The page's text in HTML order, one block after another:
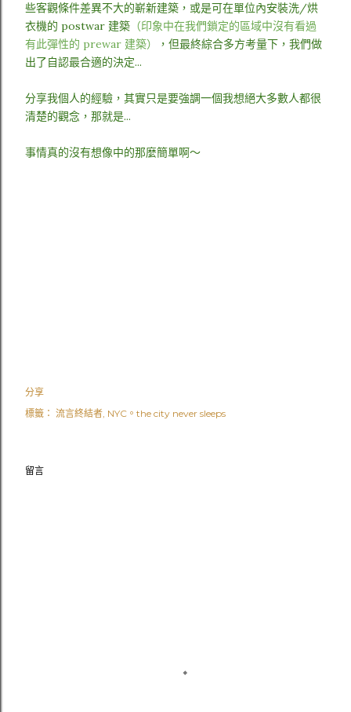
些客觀條件差異不大的嶄新建築，或是可在單位內安裝洗/烘
衣機的 postwar 建築 （印象中在我們鎖定的區域中沒有看過
有此彈性的 prewar 建築）
，但最終綜合多方考量下，我們做
出了自認最合適的決定...
分享我個人的經驗，其實只是要強調一個我想絕大多數人都很
清楚的觀念，那就是...
事情真的沒有想像中的那麼簡單啊～
分享
標籤： 流言終結者 NYC。the city never sleeps
留言